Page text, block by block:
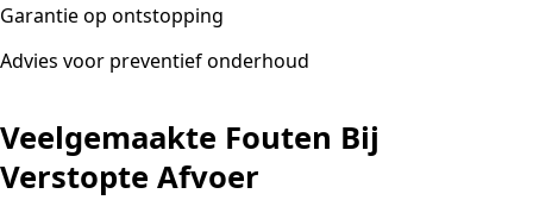
Garantie op ontstopping
Advies voor preventief onderhoud
Veelgemaakte Fouten Bij
Verstopte Afvoer